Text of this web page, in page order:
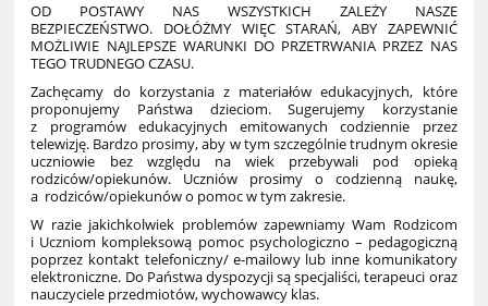
OD POSTAWY NAS WSZYSTKICH ZALEŻY NASZE
BEZPIECZEŃSTWO. DOŁÓŻMY WIĘC STARAŃ, ABY ZAPEWNIĆ
MOŻLIWIE NAJLEPSZE WARUNKI DO PRZETRWANIA PRZEZ NAS
TEGO TRUDNEGO CZASU.
Zachęcamy do korzystania z materiałów edukacyjnych, które
proponujemy Państwa dzieciom. Sugerujemy korzystanie
z programów edukacyjnych emitowanych codziennie przez
telewizję. Bardzo prosimy, aby w tym szczególnie trudnym okresie
uczniowie bez względu na wiek przebywali pod opieką
rodziców/opiekunów. Uczniów prosimy o codzienną naukę,
a rodziców/opiekunów o pomoc w tym zakresie.
W razie jakichkolwiek problemów zapewniamy Wam Rodzicom
i Uczniom kompleksową pomoc psychologiczno – pedagogiczną
poprzez kontakt telefoniczny/ e-mailowy lub inne komunikatory
elektroniczne. Do Państwa dyspozycji są specjaliści, terapeuci oraz
nauczyciele przedmiotów, wychowawcy klas.